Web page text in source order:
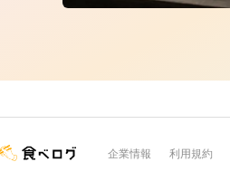
企業情報 利用規約